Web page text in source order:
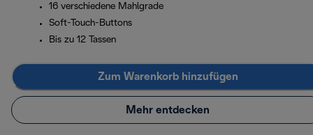
16 verschiedene Mahlgrade
Soft-Touch-Buttons
Bis zu 12 Tassen
Zum Warenkorb hinzufügen
Mehr entdecken